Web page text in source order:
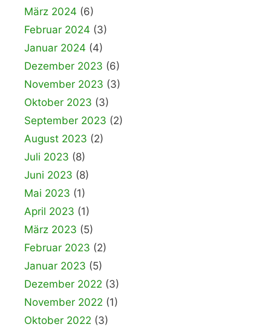
März 2024 (6)
Februar 2024 (3)
Januar 2024 (4)
Dezember 2023 (6)
November 2023 (3)
Oktober 2023 (3)
September 2023 (2)
August 2023 (2)
Juli 2023 (8)
Juni 2023 (8)
Mai 2023 (1)
April 2023 (1)
März 2023 (5)
Februar 2023 (2)
Januar 2023 (5)
Dezember 2022 (3)
November 2022 (1)
Oktober 2022 (3)